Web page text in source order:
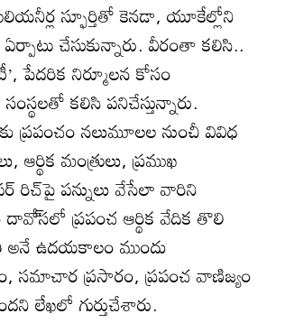
స్ఫూర్తితో కెనడా, యూకేల్లోని
చేసుకున్నారు. వీరంతా కలిసి..
పేదరిక నిర్మూలన కోసం
కలిసి పనిచేస్తున్నారు.
ప్రపంచం నలుమూలల నుంచీ వివిధ
ఆర్థిక మంత్రులు, ప్రముఖ
రిచ్‌పై పన్నులు వేసేలా వారిని
దావో్‌సలో ప్రపంచ ఆర్థిక వేదిక తొలి
అనే ఉదయకాలం ముందు
సమాచార ప్రసారం, ప్రపంచ వాణిజ్యం
లేఖలో గుర్తుచేశారు.